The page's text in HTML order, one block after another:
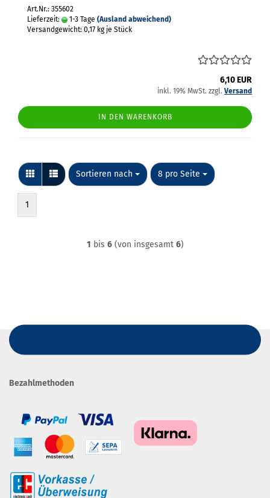
Art.Nr.: 355602
Lieferzeit:
1-3 Tage (Ausland abweichend)
Versandgewicht: 0,17 kg je Stück
6,10 EUR
inkl. 19% MwSt. zzgl. Versand
IN DEN WARENKORB
Sortieren nach
Sortieren nach 8 pro Seite
pro Seite
1
1 bis 6(von insgesamt 6)
Bezahlmethoden